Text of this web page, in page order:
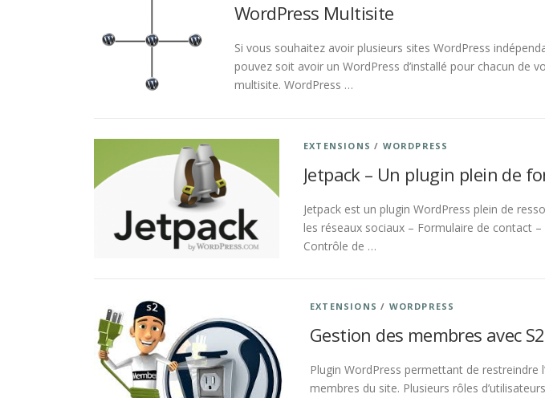
WordPress Multisite
Si vous souhaitez avoir plusieurs sites WordPress
pouvez soit avoir un WordPress d’installé pour chacun de
multisite. WordPress …
EXTENSIONS / WORDPRESS
Jetpack – Un plugin plein de
Jetpack est un plugin WordPress plein de
les réseaux sociaux – Formulaire de contact
Contrôle de …
EXTENSIONS / WORDPRESS
Gestion des membres avec
Plugin WordPress permettant de restreindre
membres du site. Plusieurs rôles